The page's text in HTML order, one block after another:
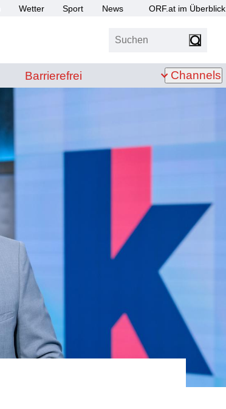
Wetter Sport News ORF.at im Überblick
Suchen
Barrierefrei
Barrierefrei Channels